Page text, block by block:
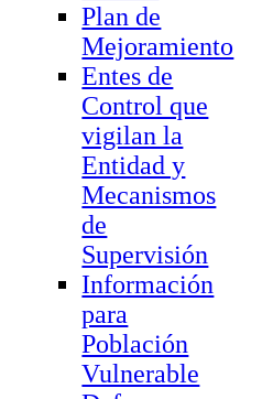
Plan de
Mejoramiento
Entes de
Control que
vigilan la
Entidad y
Mecanismos
de
Supervisión
Información
para
Población
Vulnerable